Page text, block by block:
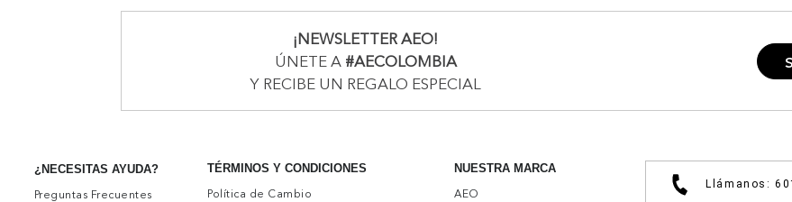
¡NEWSLETTER AEO!
ÚNETE A #AECOLOMBIA
Y RECIBE UN REGALO ESPECIAL
¿NECESITAS AYUDA?
Preguntas Frecuentes
TÉRMINOS Y CONDICIONES
Política de Cambio
NUESTRA MARCA
AEO
Llámanos: